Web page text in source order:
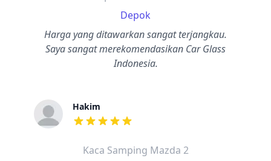
Depok
Harga yang ditawarkan sangat terjangkau.
Saya sangat merekomendasikan Car Glass
Indonesia.
Hakim
dari ulasan adalah bintang lima
Kaca Samping Mazda 2